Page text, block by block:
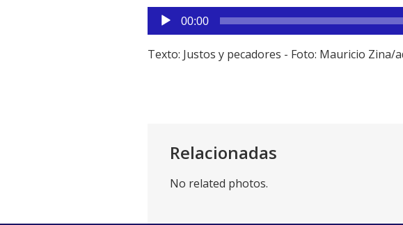
Reproductor
de
audio
00:00
Texto: Justos y pecadores - Foto: Mauricio Zina/
Relacionadas
No related photos.